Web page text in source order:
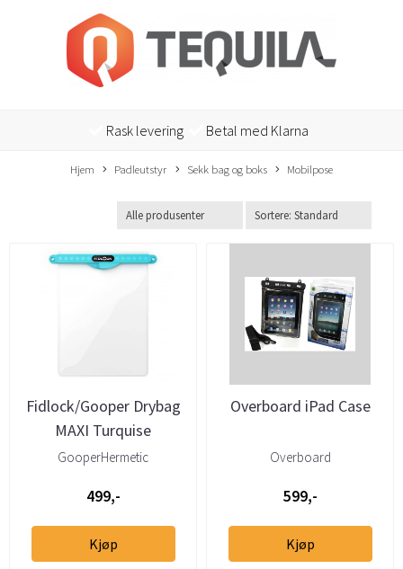
Rask levering Betal med Klarna
Hjem Padleutstyr Sekk bag og boks Mobilpose
Fidlock/Gooper Drybag
MAXI Turquise
GooperHermetic
499,-
Kjøp
Overboard iPad Case
Overboard
599,-
Kjøp